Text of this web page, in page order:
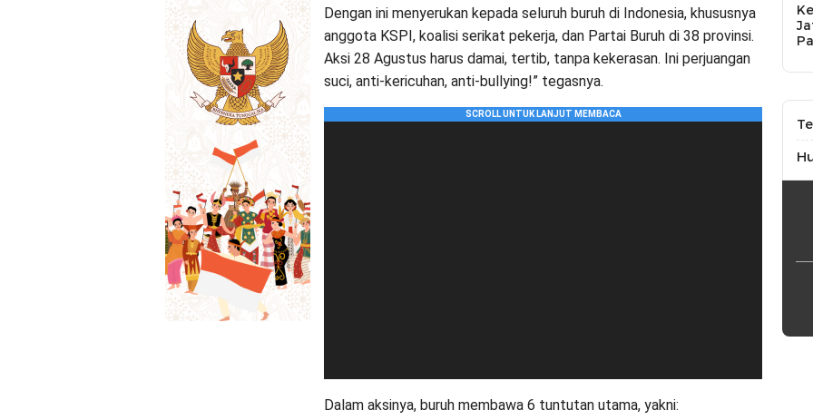
Dengan ini menyerukan kepada seluruh buruh di Indonesia, khususnya
anggota KSPI, koalisi serikat pekerja, dan Partai Buruh di 38 provinsi.
Aksi 28 Agustus harus damai, tertib, tanpa kekerasan. Ini perjuangan
suci, anti-kericuhan, anti-bullying!” tegasnya.
Dalam aksinya, buruh membawa 6 tuntutan utama, yakni: